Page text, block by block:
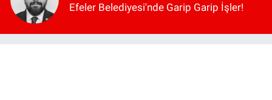
Efeler Belediyesi'nde Garip Garip İşler!